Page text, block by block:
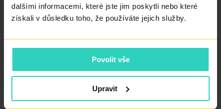
dalšími informacemi, které jste jim poskytli nebo které
získali v důsledku toho, že používáte jejich služby.
Povolit vše
Upravit
INDIVIDUALNA SKRB U
OKRUŽENJU
VISOKA STOPA
ZAHVALJUJUĆI
STABILNOSTI TIMA